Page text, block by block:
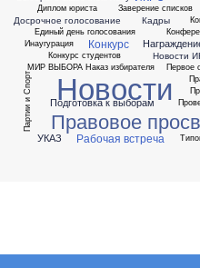
Диплом юриста
Досрочное голосование
Единый день голосования
Заверение списков
Инаугурация
Кадры
Конкурс
Конкурс студентов
МИР ВЫБОРА Наказ избирателя
Новости
Новости
Партии и Спорт
Первое
Подготовка к выборам
Правовое
Рабочая встреча
УКАЗ